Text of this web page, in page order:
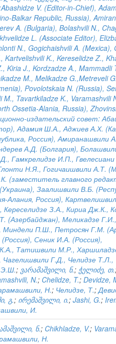
V. (Editor-in-Chief),
Balkar Republic, Russia),
A. (Bulgaria), Bolashvili N.,
L. (Associate Editor),
N., Gogichaishvili A. (Mexica),
Kartvelishvili K., Kereselidze Z.,
Kiria J., Kordzadze A., Mammadli
M., Melikadze G.,Metreveli
Povolotskaia N. (Russia),
M., Tavartkiladze K., Varamashvili
Ossetia-Alania, Russia),
издательский совет:
Адамия Ш.А., Аджиев А.Х.
Россия), Амиранашвили
А.Д. (Болгария),
Гамкрелидзе И.П., Гвелесиани
Н.Я., Гогичаишвили А.Т.
(заместитель главного
Заалишвили В.Б.
Алания, Россия),
Кереселидзе З.А., Кириа Дж.К.,
(Азербайджан), Меликадзе Г.И.,
П.Ш., Петросян Г.М.
Сеник И.А. (Россия),
Татишвили М.Р.,
Чагелишвили Г.Д., Челидзе Т.Л.,
Э.Ш.; ვარამაშვილი, ნ.; ჭელიძე, თ.
N.; Chelidze, T.; Devidze,
Н.; Челидзе, Т.;
გ.; ირემაშვილი, ი.; Jashi, G.;
И.
ნ.; Chikhladze, V.;
Н.